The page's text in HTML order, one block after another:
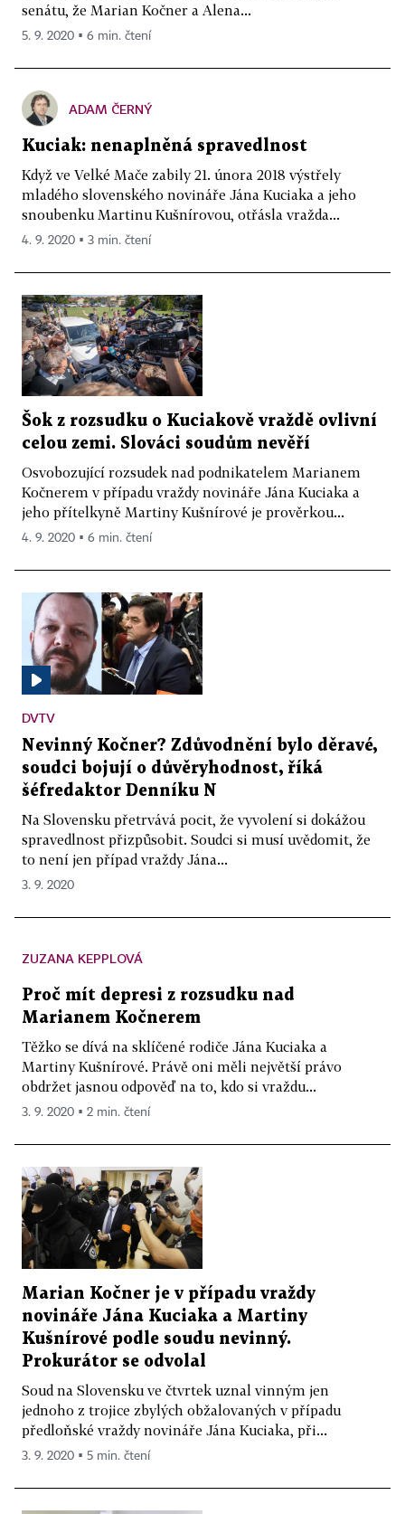
senátu, že Marian Kočner a Alena...
5. 9. 2020 ▪ 6 min. čtení
ADAM ČERNÝ
Kuciak: nenaplněná spravedlnost
Když ve Velké Mače zabily 21. února 2018 výstřely
mladého slovenského novináře Jána Kuciaka a jeho
snoubenku Martinu Kušnírovou, otřásla vražda...
4. 9. 2020 ▪ 3 min. čtení
Šok z rozsudku o Kuciakově vraždě ovlivní
celou zemi. Slováci soudům nevěří
Osvobozující rozsudek nad podnikatelem Marianem
Kočnerem v případu vraždy novináře Jána Kuciaka a
jeho přítelkyně Martiny Kušnírové je prověrkou...
4. 9. 2020 ▪ 6 min. čtení
DVTV
Nevinný Kočner? Zdůvodnění bylo děravé,
soudci bojují o důvěryhodnost, říká
šéfredaktor Denníku N
Na Slovensku přetrvává pocit, že vyvolení si dokážou
spravedlnost přizpůsobit. Soudci si musí uvědomit, že
to není jen případ vraždy Jána...
3. 9. 2020
ZUZANA KEPPLOVÁ
Proč mít depresi z rozsudku nad
Marianem Kočnerem
Těžko se dívá na sklíčené rodiče Jána Kuciaka a
Martiny Kušnírové. Právě oni měli největší právo
obdržet jasnou odpověď na to, kdo si vraždu...
3. 9. 2020 ▪ 2 min. čtení
Marian Kočner je v případu vraždy
novináře Jána Kuciaka a Martiny
Kušnírové podle soudu nevinný.
Prokurátor se odvolal
Soud na Slovensku ve čtvrtek uznal vinným jen
jednoho z trojice zbylých obžalovaných v případu
předloňské vraždy novináře Jána Kuciaka, při...
3. 9. 2020 ▪ 5 min. čtení